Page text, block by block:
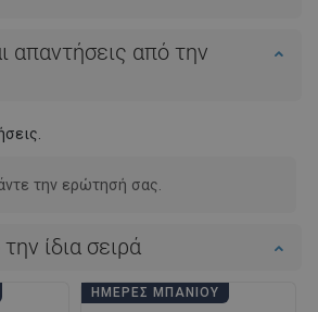
απαντήσεις από την
την ερώτησή σας.
ίδια σειρά
ΗΜΈΡΕΣ ΜΠΆΝΙΟΥ